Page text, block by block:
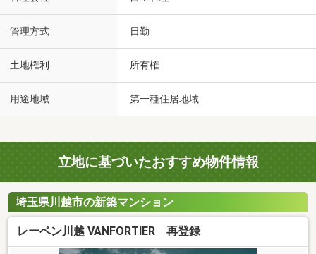
管理方式 日勤
土地権利 所有権
用途地域 第一種住居地域
立地に基づいたおすすめ物件情報
埼玉県川越市の新築マンション
レーベン川越 VANFORTIER 再登録